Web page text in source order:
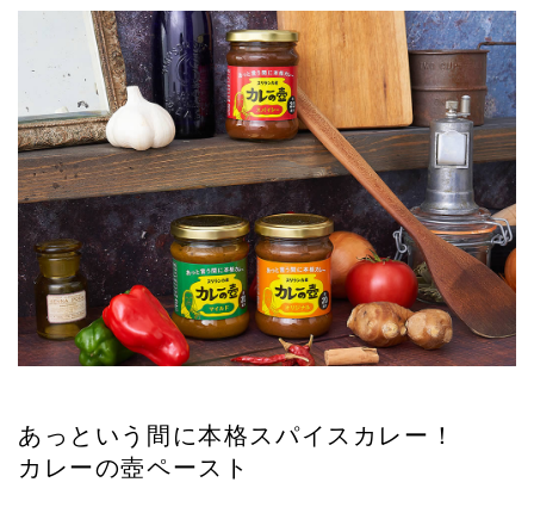
あっという間に本格スパイスカレー！
カレーの壺ペースト